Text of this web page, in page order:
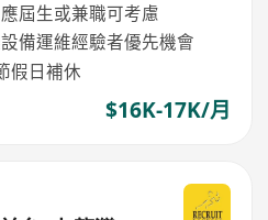
屆生或兼職可考慮
備運維經驗者優先機會
假日補休
$16K-17K/月